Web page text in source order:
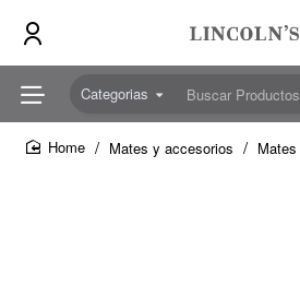
Categorias
Buscar
Productos
Mates y accesorios Mates